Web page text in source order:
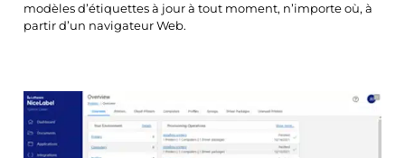
modèles d’étiquettes à jour à tout moment, n’importe où, à
partir d’un navigateur Web.